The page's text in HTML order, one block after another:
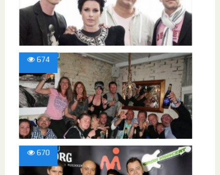
674
670